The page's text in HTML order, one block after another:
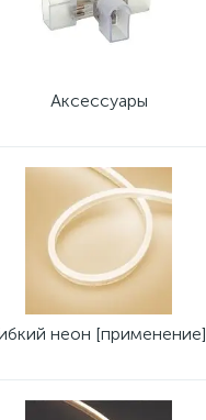
Аксессуары
неон [применение]